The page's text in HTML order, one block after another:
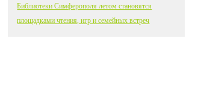
Библиотеки Симферополя летом становятся
площадками чтения, игр и семейных встреч